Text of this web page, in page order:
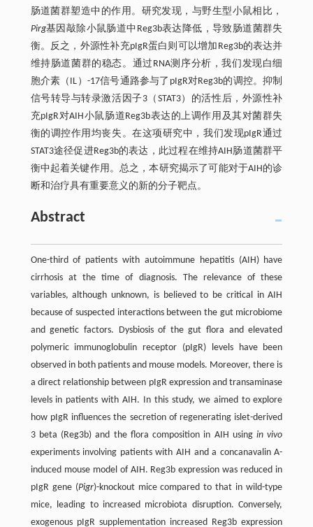
肠道菌群塑造中的作用。研究发现，与野生型小鼠相比，
Pirg基因敲除小鼠肠道中Reg3b表达降低，导致肠道菌群失
衡。反之，外源性补充pIgR蛋白则可以增加Reg3b的表达并
维持肠道菌群的稳态。通过RNA测序分析，我们发现白细
胞介素（IL）-17信号通路参与了pIgR对Reg3b的调控。抑制
信号转导与转录激活因子3（STAT3）的活性后，外源性补
充pIgR对AIH小鼠肠道Reg3b表达的上调作用及其对菌群失
衡的调控作用均丧失。在这项研究中，我们发现pIgR通过
STAT3途径促进Reg3b的表达，此过程在维持AIH肠道菌群平
衡中起着关键作用。总之，本研究揭示了可能对于AIH的诊
断和治疗具有重要意义的新的分子靶点。
Abstract
One-third of patients with autoimmune hepatitis (AIH) have
cirrhosis at the time of diagnosis. The relevance of these
variables, although unknown, is believed to be critical in AIH
because of suspected interactions between the gut microbiome
and genetic factors. Dysbiosis of the gut flora and elevated
polymeric immunoglobulin receptor (pIgR) levels have been
observed in both patients and mouse models. Moreover, there is
a direct relationship between pIgR expression and transaminase
levels in patients with AIH. In this study, we aimed to explore
how pIgR influences the secretion of regenerating islet-derived
3 beta (Reg3b) and the flora composition in AIH usingin vivo
experiments involving patients with AIH and a concanavalin A-
induced mouse model of AIH. Reg3b expression was reduced in
pIgR gene (Pigr)-knockout mice compared to that in wild-type
mice, leading to increased microbiota disruption. Conversely,
exogenous pIgR supplementation increased Reg3b expression